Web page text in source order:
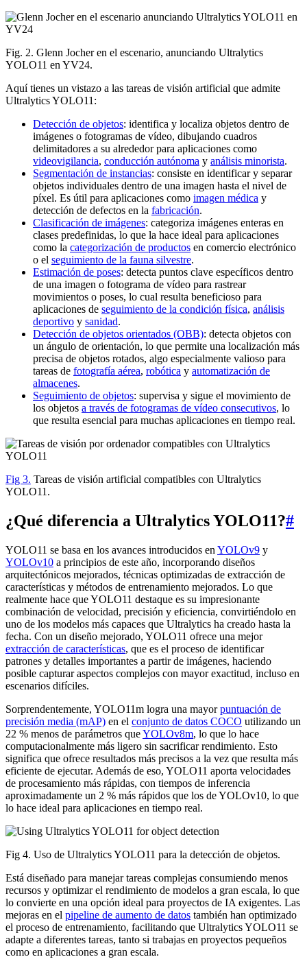
Fig. 2. Glenn Jocher en el escenario, anunciando Ultralytics
YOLO11 en YV24.
Aquí tienes un vistazo a las tareas de visión artificial que admite
Ultralytics YOLO11:
Detección de objetos: identifica y localiza objetos dentro de
imágenes o fotogramas de vídeo, dibujando cuadros
delimitadores a su alrededor para aplicaciones como
videovigilancia, conducción autónoma y análisis minorista.
Segmentación de instancias: consiste en identificar y separar
objetos individuales dentro de una imagen hasta el nivel de
píxel. Es útil para aplicaciones como imagen médica y
detección de defectos en la fabricación.
Clasificación de imágenes: categoriza imágenes enteras en
clases predefinidas, lo que la hace ideal para aplicaciones
como la categorización de productos en comercio electrónico
o el seguimiento de la fauna silvestre.
Estimación de poses: detecta puntos clave específicos dentro
de una imagen o fotograma de vídeo para rastrear
movimientos o poses, lo cual resulta beneficioso para
aplicaciones de seguimiento de la condición física, análisis
deportivo y sanidad.
Detección de objetos orientados (OBB): detecta objetos con
un ángulo de orientación, lo que permite una localización más
precisa de objetos rotados, algo especialmente valioso para
tareas de fotografía aérea, robótica y automatización de
almacenes.
Seguimiento de objetos: supervisa y sigue el movimiento de
los objetos a través de fotogramas de vídeo consecutivos, lo
que resulta esencial para muchas aplicaciones en tiempo real.
Fig 3. Tareas de visión artificial compatibles con Ultralytics
YOLO11.
¿Qué diferencia a Ultralytics YOLO11?#
YOLO11 se basa en los avances introducidos en YOLOv9 y
YOLOv10 a principios de este año, incorporando diseños
arquitectónicos mejorados, técnicas optimizadas de extracción de
características y métodos de entrenamiento mejorados. Lo que
realmente hace que YOLO11 destaque es su impresionante
combinación de velocidad, precisión y eficiencia, convirtiéndolo en
uno de los modelos más capaces que Ultralytics ha creado hasta la
fecha. Con un diseño mejorado, YOLO11 ofrece una mejor
extracción de características, que es el proceso de identificar
patrones y detalles importantes a partir de imágenes, haciendo
posible capturar aspectos complejos con mayor exactitud, incluso en
escenarios difíciles.
Sorprendentemente, YOLO11m logra una mayorpuntuación de
precisión media (mAP) en el conjunto de datos COCO utilizando un
22 % menos de parámetros queYOLOv8m, lo que lo hace
computacionalmente más ligero sin sacrificar rendimiento. Esto
significa que ofrece resultados más precisos a la vez que resulta más
eficiente de ejecutar. Además de eso, YOLO11 aporta velocidades
de procesamiento más rápidas, con tiempos de inferencia
aproximadamente un 2 % más rápidos que los de YOLOv10, lo que
lo hace ideal para aplicaciones en tiempo real.
Fig 4. Uso de Ultralytics YOLO11 para la detección de objetos.
Está diseñado para manejar tareas complejas consumiendo menos
recursos y optimizar el rendimiento de modelos a gran escala, lo que
lo convierte en una opción ideal para proyectos de IA exigentes. Las
mejoras en el pipeline de aumento de datos también han optimizado
el proceso de entrenamiento, facilitando que Ultralytics YOLO11 se
adapte a diferentes tareas, tanto si trabajas en proyectos pequeños
como en aplicaciones a gran escala.